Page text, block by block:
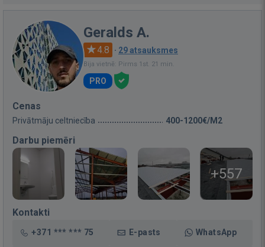
Geralds A.
4.8 · 29 atsauksmes
Bija vietnē: Pirms 1st. 21 min.
PRO
Cenas
Privātmāju celtniecība 400-1200€/M2
Darbu piemēri
+557
Kontakti
+371 *** *** 75 E-pasts WhatsApp